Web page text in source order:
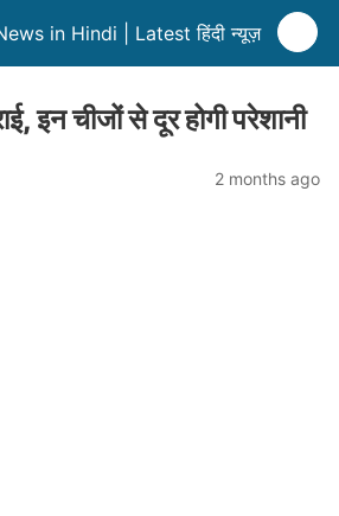
in Hindi | Latest हिंदी न्यूज़
इन चीजों से दूर होगी परेशानी
2 months ago